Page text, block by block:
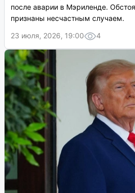
после аварии в Мэриленде.
признаны несчастным случаем.
23 июля, 2026, 19:00
4